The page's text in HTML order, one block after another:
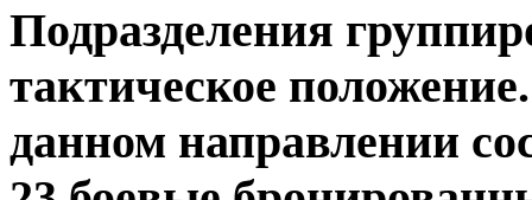
Подразделения
тактическое
данном направлении